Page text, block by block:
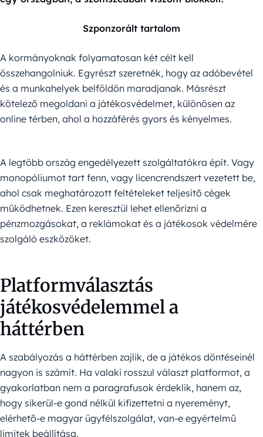
Szponzorált tartalom
A kormányoknak folyamatosan két célt kell
összehangolniuk. Egyrészt szeretnék, hogy az adóbevétel
és a munkahelyek belföldön maradjanak. Másrészt
kötelező megoldani a játékosvédelmet, különösen az
online térben, ahol a hozzáférés gyors és kényelmes.
A legtöbb ország engedélyezett szolgáltatókra épít. Vagy
monopóliumot tart fenn, vagy licencrendszert vezetett be,
ahol csak meghatározott feltételeket teljesítő cégek
működhetnek. Ezen keresztül lehet ellenőrizni a
pénzmozgásokat, a reklámokat és a játékosok védelmére
szolgáló eszközöket.
Platformválasztás
játékosvédelemmel a
háttérben
A szabályozás a háttérben zajlik, de a játékos döntéseinél
nagyon is számít. Ha valaki rosszul választ platformot, a
gyakorlatban nem a paragrafusok érdeklik, hanem az,
hogy sikerül-e gond nélkül kifizettetni a nyereményt,
elérhető-e magyar ügyfélszolgálat, van-e egyértelmű
limitek beállítása.